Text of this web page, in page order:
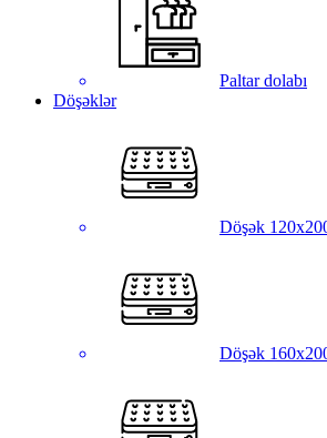
Paltar dolabı
Döşəklər
Döşək
Döşək